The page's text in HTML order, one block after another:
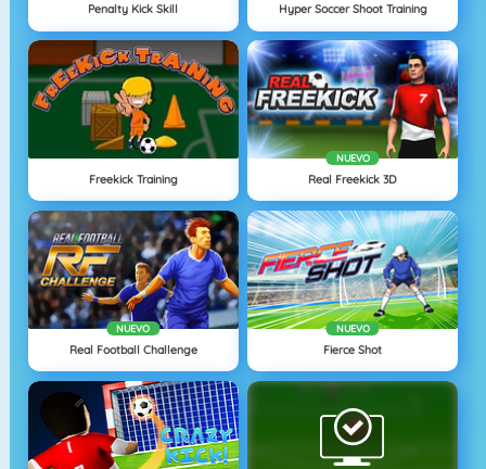
Penalty Kick Skill Hyper Soccer Shoot Training
Freekick Training
NUEVO
Real Freekick 3D
NUEVO
Real Football Challenge
NUEVO
Fierce Shot